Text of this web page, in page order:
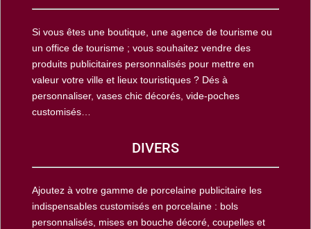
Si vous êtes une boutique, une agence de tourisme ou
un office de tourisme ; vous souhaitez vendre des
produits publicitaires personnalisés pour mettre en
valeur votre ville et lieux touristiques ? Dés à
personnaliser, vases chic décorés, vide-poches
customisés…
DIVERS
Ajoutez à votre gamme de porcelaine publicitaire les
indispensables customisés en porcelaine : bols
personnalisés, mises en bouche décoré, coupelles et